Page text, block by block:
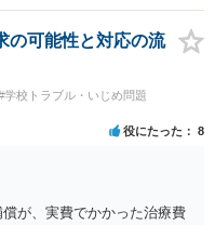
、苦情を文書にして保育園
を傾けなくてはならないと
設最低基準第十四条の
を施設ごとにおくことも指
解決できない時には、区市
す。また、都道府県には
補助金を受けている施設
にありますから、役所も相
の可能性と対応の流
学校トラブル・いじめ問題
役にたった 8
が、実費でかかった治療費